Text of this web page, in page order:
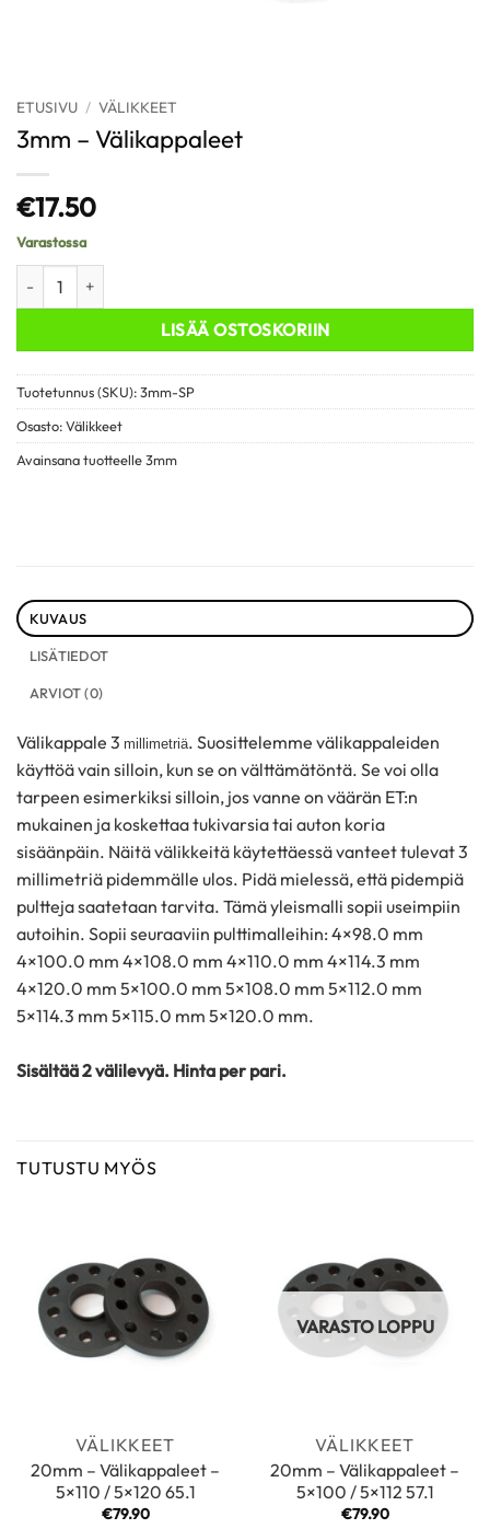
ETUSIVU / VÄLIKKEET
3mm – Välikappaleet
€17.50
Varastossa
LISÄÄ OSTOSKORIIN
Tuotetunnus (SKU):3mm-SP
Osasto:Välikkeet
Avainsana tuotteelle3mm
KUVAUS
LISÄTIEDOT
ARVIOT (0)
Välikappale 3 millimetriä. Suosittelemme välikappaleiden
käyttöä vain silloin, kun se on välttämätöntä. Se voi olla
tarpeen esimerkiksi silloin, jos vanne on väärän ET:n
mukainen ja koskettaa tukivarsia tai auton koria
sisäänpäin. Näitä välikkeitä käytettäessä vanteet tulevat 3
millimetriä pidemmälle ulos. Pidä mielessä, että pidempiä
pultteja saatetaan tarvita. Tämä yleismalli sopii useimpiin
autoihin. Sopii seuraaviin pulttimalleihin: 4×98.0 mm
4×100.0 mm 4×108.0 mm 4×110.0 mm 4×114.3 mm
4×120.0 mm 5×100.0 mm 5×108.0 mm 5×112.0 mm
5×114.3 mm 5×115.0 mm 5×120.0 mm.
Sisältää 2 välilevyä. Hinta per pari.
TUTUSTU MYÖS
VÄLIKKEET
20mm – Välikappaleet –
5×110 / 5×120 65.1
€79.90
VARASTO LOPPU
VÄLIKKEET
20mm – Välikappaleet –
5×100 / 5×112 57.1
€79.90